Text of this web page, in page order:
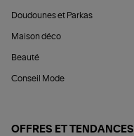
Doudounes et Parkas
Maison déco
Beauté
Conseil Mode
OFFRES ET TENDANCES